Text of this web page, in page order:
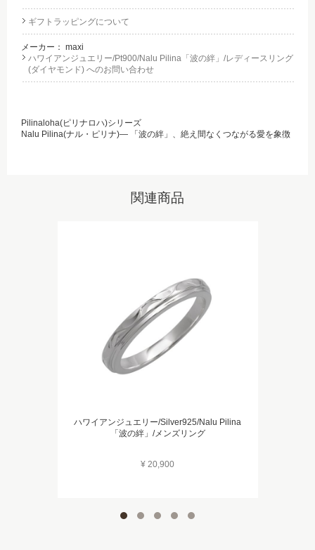
ギフトラッピングについて
メーカー： maxi
ハワイアンジュエリー/Pt900/Nalu Pilina「波の絆」/レディースリング
(ダイヤモンド) へのお問い合わせ
Pilinaloha(ピリナロハ)シリーズ
Nalu Pilina(ナル・ピリナ)― 「波の絆」、絶え間なくつながる愛を象徴
関連商品
ハワイアンジュエリー/Silver925/Nalu Pilina
「波の絆」/メンズリング
¥ 20,900